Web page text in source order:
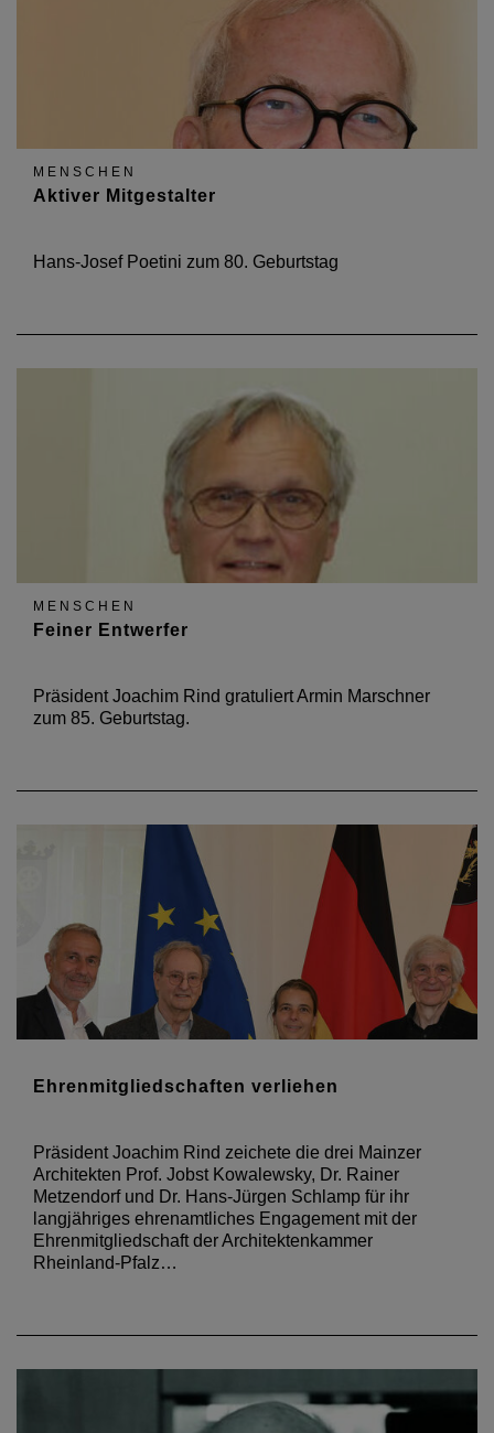
MENSCHEN
Aktiver Mitgestalter
Hans-Josef Poetini zum 80. Geburtstag
MENSCHEN
Feiner Entwerfer
Präsident Joachim Rind gratuliert Armin Marschner
zum 85. Geburtstag.
Ehrenmitgliedschaften verliehen
Präsident Joachim Rind zeichete die drei Mainzer
Architekten Prof. Jobst Kowalewsky, Dr. Rainer
Metzendorf und Dr. Hans-Jürgen Schlamp für ihr
langjähriges ehrenamtliches Engagement mit der
Ehrenmitgliedschaft der Architektenkammer
Rheinland-Pfalz…